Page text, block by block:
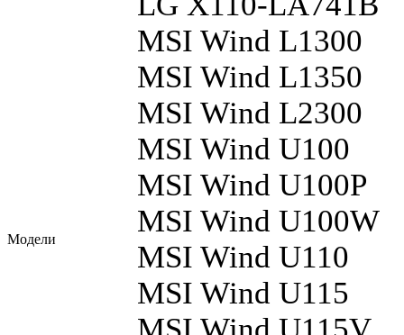
Модели
MSI Wind L1300
MSI Wind L1350
MSI Wind L2300
MSI Wind U100
MSI Wind U100P
MSI Wind U100W
MSI Wind U110
MSI Wind U115